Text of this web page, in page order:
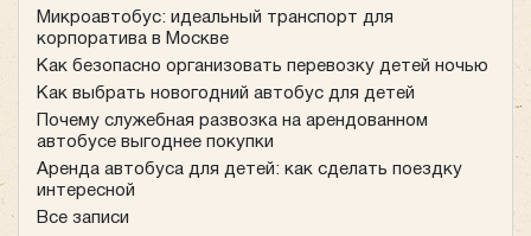
Микроавтобус: идеальный транспорт для
корпоратива в Москве
Как безопасно организовать перевозку детей ночью
Как выбрать новогодний автобус для детей
Почему служебная развозка на арендованном
автобусе выгоднее покупки
Аренда автобуса для детей: как сделать поездку
интересной
Все записи
Современные технологии сделали услуги
транспортных компаний доступнее. Теперь
автобусас водителем для перевозки может быть
оформлена буквально за несколько минут:
Скорость— выбор и подтверждение заказа
занимает до 5 минут.
Прозрачность — стоимость аренды автобуса
платежей.
Удобство— доступ к сервису круглосуточный,
можно оформить аренду автобусов для
перевозки людей прямо с телефона.